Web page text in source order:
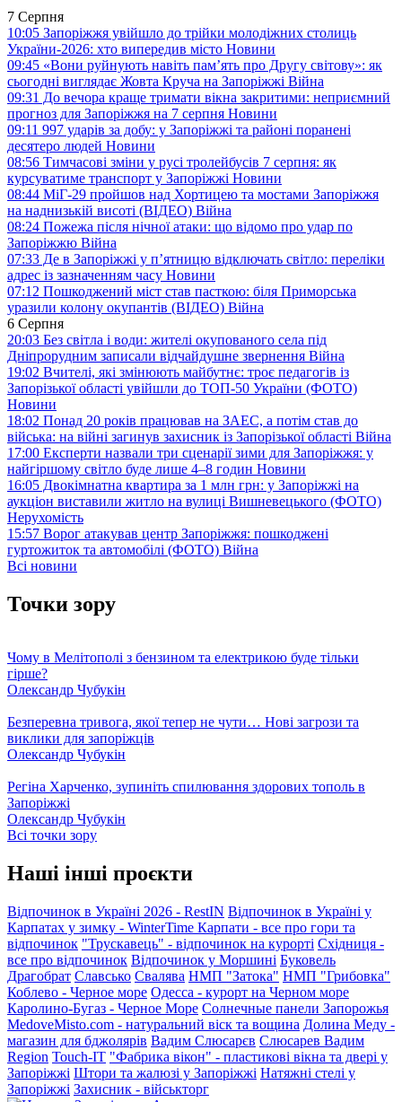
7 Серпня
10:05 Запоріжжя увійшло до трійки молодіжних столиць
України-2026: хто випередив місто Новини
09:45 «Вони руйнують навіть пам’ять про Другу світову»: як
сьогодні виглядає Жовта Круча на Запоріжжі Війна
09:31 До вечора краще тримати вікна закритими: неприємний
прогноз для Запоріжжя на 7 серпня Новини
09:11 997 ударів за добу: у Запоріжжі та районі поранені
десятеро людей Новини
08:56 Тимчасові зміни у русі тролейбусів 7 серпня: як
курсуватиме транспорт у Запоріжжі Новини
08:44 МіГ-29 пройшов над Хортицею та мостами Запоріжжя
на наднизькій висоті (ВІДЕО) Війна
08:24 Пожежа після нічної атаки: що відомо про удар по
Запоріжжю Війна
07:33 Де в Запоріжжі у п’ятницю відключать світло: переліки
адрес із зазначенням часу Новини
07:12 Пошкоджений міст став пасткою: біля Приморська
уразили колону окупантів (ВІДЕО) Війна
6 Серпня
20:03 Без світла і води: жителі окупованого села під
Дніпрорудним записали відчайдушне звернення Війна
19:02 Вчителі, які змінюють майбутнє: троє педагогів із
Запорізької області увійшли до ТОП-50 України (ФОТО)
Новини
18:02 Понад 20 років працював на ЗАЕС, а потім став до
війська: на війні загинув захисник із Запорізької області Війна
17:00 Експерти назвали три сценарії зими для Запоріжжя: у
найгіршому світло буде лише 4–8 годин Новини
16:05 Двокімнатна квартира за 1 млн грн: у Запоріжжі на
аукціон виставили житло на вулиці Вишневецького (ФОТО)
Нерухомість
15:57 Ворог атакував центр Запоріжжя: пошкоджені
гуртожиток та автомобілі (ФОТО) Війна
Всі новини
Точки зору
Чому в Мелітополі з бензином та електрикою буде тільки
гірше?
Олександр Чубукін
Безперевна тривога, якої тепер не чути… Нові загрози та
виклики для запоріжців
Олександр Чубукін
Регіна Харченко, зупиніть спилювання здорових тополь в
Запоріжжі
Олександр Чубукін
Всі точки зору
Наші інші проєкти
Відпочинок в Україні 2026 - RestIN Відпочинок в Україні у
Карпатах у зимку - WinterTime Карпати - все про гори та
відпочинок "Трускавець" - відпочинок на курорті Східниця -
все про відпочинок Відпочинок у Моршині Буковель
Драгобрат Славсько Свалява НМП "Затока" НМП "Грибовка"
Коблево - Черное море Одесса - курорт на Черном море
Каролино-Бугаз - Черное Море Солнечные панели Запорожья
MedoveMisto.com - натуральний віск та вощина Долина Меду -
магазин для бджолярів Вадим Слюсарєв Слюсарев Вадим
Region Touch-IT "Фабрика вікон" - пластикові вікна та двері у
Запоріжжі Штори та жалюзі у Запоріжжі Натяжні стелі у
Запоріжжі Захисник - військторг